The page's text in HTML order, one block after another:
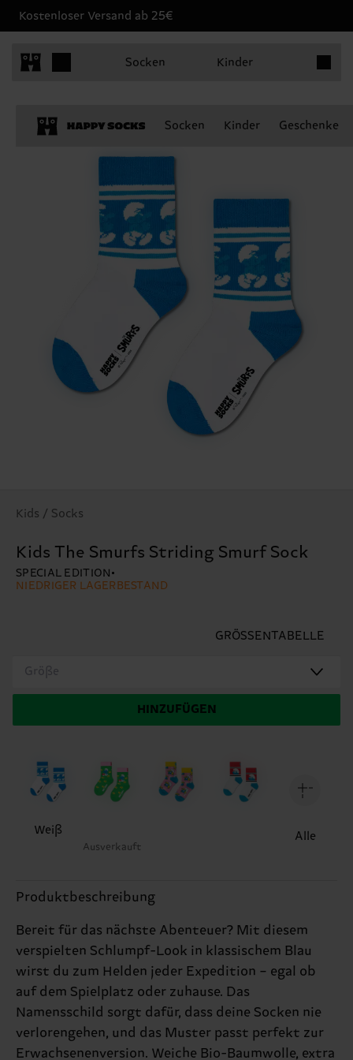
Kostenloser Versand ab 25€
Socken Kinder
Socken Kinder Geschenke
Kids / Socks
Kids The Smurfs Striding Smurf Sock
SPECIAL EDITION
NIEDRIGER LAGERBESTAND
GRÖSSENTABELLE
Größe
HINZUFÜGEN
Weiß
Ausverkauft
Alle
Produktbeschreibung
Bereit für das nächste Abenteuer? Mit diesem
verspielten Schlumpf-Look in klassischem Blau
wirst du zum Helden jeder Expedition – egal ob
auf dem Spielplatz oder zuhause. Das
Namensschild sorgt dafür, dass deine Socken nie
verlorengehen, und das Muster passt perfekt zur
Erwachsenenversion. Weiche Bio-Baumwolle, extra